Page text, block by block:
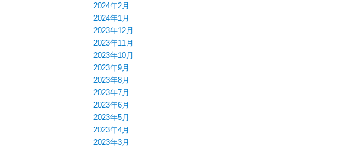
2024年2月
2024年1月
2023年12月
2023年11月
2023年10月
2023年9月
2023年8月
2023年7月
2023年6月
2023年5月
2023年4月
2023年3月